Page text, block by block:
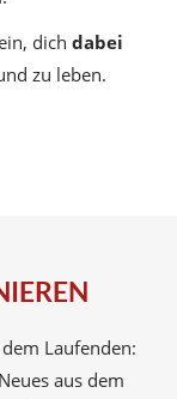
dich dabei
zu leben.
Laufenden:
aus dem